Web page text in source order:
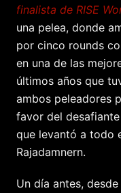
finalista de RISE
una pelea, donde
por cinco rounds
en una de las
últimos años que
ambos peleadores
favor del
que levantó a todo
Rajadamnern.
Un día antes,